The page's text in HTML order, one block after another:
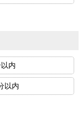
内
以内